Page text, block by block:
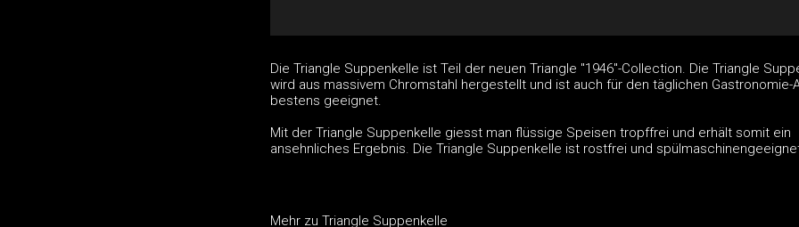
Die Triangle Suppenkelle ist Teil der neuen Triangle "1946"-Collection. Die Triangle
wird aus massivem Chromstahl hergestellt und ist auch für den täglichen Gastronomie-
bestens geeignet.
Mit der Triangle Suppenkelle giesst man flüssige Speisen tropffrei und erhält somit ein
ansehnliches Ergebnis. Die Triangle Suppenkelle ist rostfrei und
Mehr zu Triangle Suppenkelle